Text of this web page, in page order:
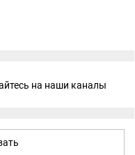
на наши каналы